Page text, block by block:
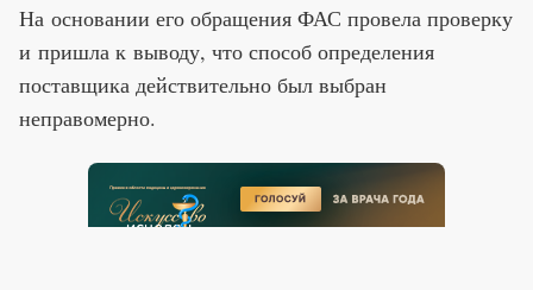
На основании его обращения ФАС провела проверку
и пришла к выводу, что способ определения
поставщика действительно был выбран
неправомерно.